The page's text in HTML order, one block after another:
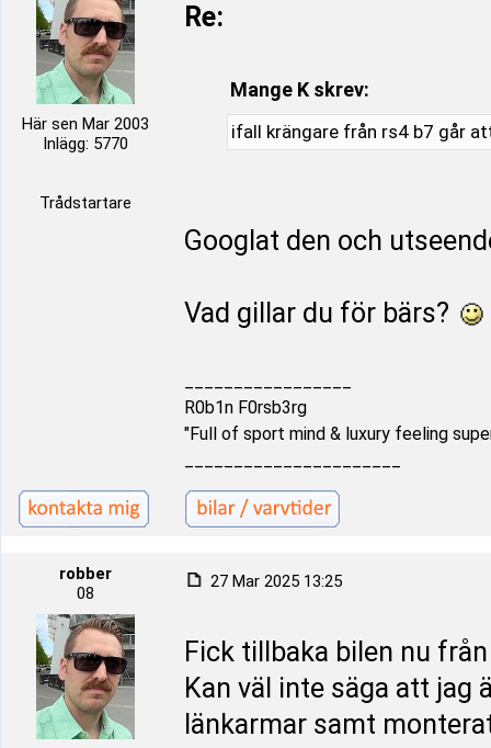
Här sen Mar 2003
Inlägg: 5770
Trådstartare
Re:
Mange K skrev:
ifall krängare från rs4 b7 går
Googlat den och
Vad gillar du för bärs?
R0b1n F0rsb3rg
"Full of sport mind & luxury feeling
robber
08
27 Mar 2025 13:25
Fick tillbaka bilen nu
Kan väl inte säga att
länkarmar samt